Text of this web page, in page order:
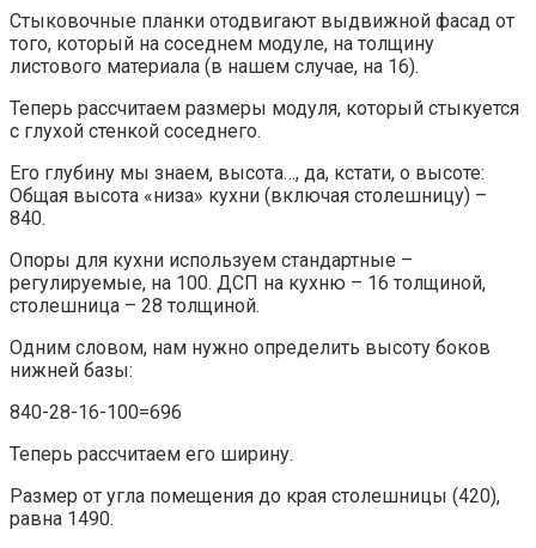
Стыковочные планки отодвигают выдвижной фасад от
того, который на соседнем модуле, на толщину
листового материала (в нашем случае, на 16).
Теперь рассчитаем размеры модуля, который стыкуется
с глухой стенкой соседнего.
Его глубину мы знаем, высота…, да, кстати, о высоте:
Общая высота «низа» кухни (включая столешницу) –
840.
Опоры для кухни используем стандартные –
регулируемые, на 100. ДСП на кухню – 16 толщиной,
столешница – 28 толщиной.
Одним словом, нам нужно определить высоту боков
нижней базы:
840-28-16-100=696
Теперь рассчитаем его ширину.
Размер от угла помещения до края столешницы (420),
равна 1490.